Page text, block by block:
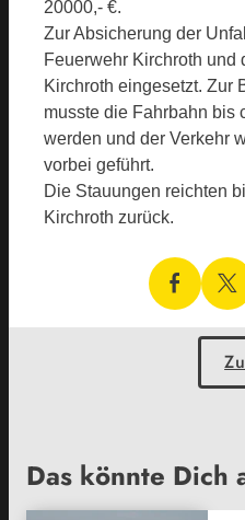
20000,- €.
Zur Absicherung der
Feuerwehr Kirchroth und
Kirchroth eingesetzt. Zur
musste die Fahrbahn bis
werden und der Verkehr
vorbei geführt.
Die Stauungen reichten
Kirchroth zurück.
Das könnte Dich